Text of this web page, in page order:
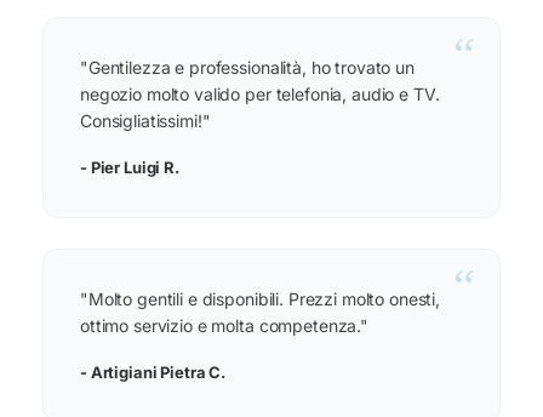
“
"Gentilezza e professionalità, ho trovato un
negozio molto valido per telefonia, audio e TV.
Consigliatissimi!"
- Pier Luigi R.
“
"Molto gentili e disponibili. Prezzi molto onesti,
ottimo servizio e molta competenza."
- Artigiani Pietra C.